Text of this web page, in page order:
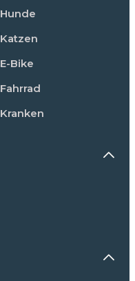
Hunde
Katzen
E-Bike
Fahrrad
Kranken